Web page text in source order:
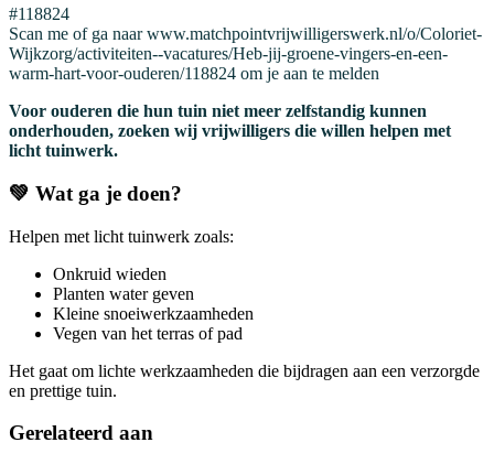
#118824
Scan me of ga naar www.matchpointvrijwilligerswerk.nl/o/Coloriet-
Wijkzorg/activiteiten--vacatures/Heb-jij-groene-vingers-en-een-
warm-hart-voor-ouderen/118824 om je aan te melden
Voor ouderen die hun tuin niet meer zelfstandig kunnen
onderhouden, zoeken wij vrijwilligers die willen helpen met
licht tuinwerk.
💚 Wat ga je doen?
Helpen met licht tuinwerk zoals:
Onkruid wieden
Planten water geven
Kleine snoeiwerkzaamheden
Vegen van het terras of pad
Het gaat om lichte werkzaamheden die bijdragen aan een verzorgde
en prettige tuin.
Gerelateerd aan